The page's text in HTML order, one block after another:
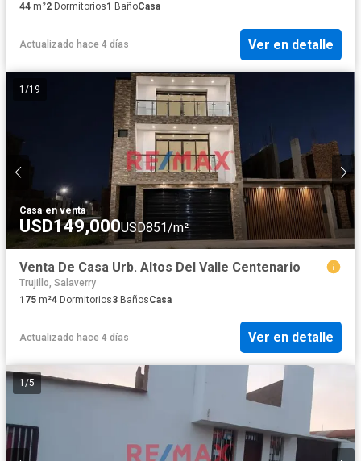
44 m²2 Dormitorios1 BañoCasa
Actualizado hace 4 días Ver en detalle
1 /19
Casa·en venta
USD149,000USD851/m²
Venta De Casa Urb. Altos Del Valle Centenario
Trujillo, Salaverry
175 m²4 Dormitorios3 BañosCasa
Actualizado hace 4 días Ver en detalle
1/5